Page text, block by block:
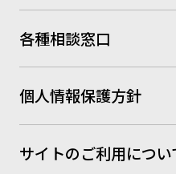
各種相談窓口
個人情報保護方針
サイトのご利用につい